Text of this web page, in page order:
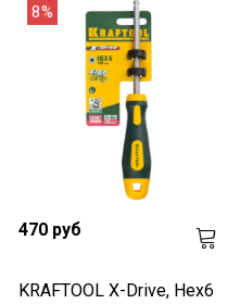
8%
470 руб
KRAFTOOL Х-Drive, Hex6